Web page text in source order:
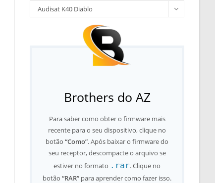
Audisat K40 Diablo
Brothers do AZ
Para saber como obter o firmware mais
recente para o seu dispositivo, clique no
botão“Como”. Após baixar o firmware do
seu receptor, descompacte o arquivo se
estiver no formato .rar. Clique no
botão“RAR” para aprender como fazer isso.